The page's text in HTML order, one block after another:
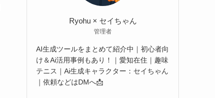
Ryohu × セイちゃん
管理者
AI生成ツールをまとめて紹介中｜初心者向
け＆Ai活用事例もあり！｜愛知在住｜趣味
テニス｜Ai生成キャラクター：セイちゃん
｜依頼などはDMへ📩